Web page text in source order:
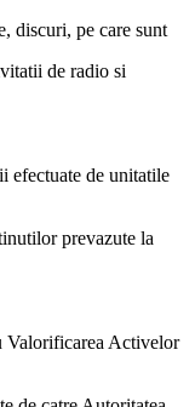
discuri, pe care sunt
de radio si
efectuate de unitatile
prevazute la
Valorificarea Activelor